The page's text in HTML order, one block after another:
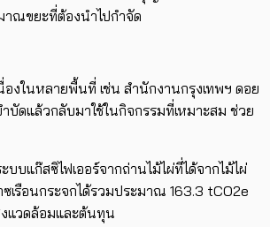
าณขยะที่ต้องนำไปกำจัด
งในหลายพื้นที่ เช่น สำนักงานกรุงเทพฯ ดอย
ดแล้วกลับมาใช้ในกิจกรรมที่เหมาะสม ช่วย
แก๊สซิไฟเออร์จากถ่านไม้ไผ่ที่ได้จากไม้ไผ่
เรือนกระจกได้รวมประมาณ 163.3 tCO2e
งแวดล้อมและต้นทุน